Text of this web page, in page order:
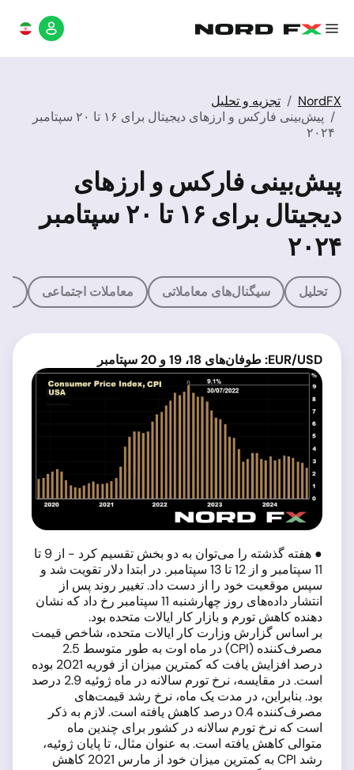
NordFX
تجزیه و تحلیل
پیش‌بینی فارکس و ارزهای دیجیتال برای ۱۶ تا ۲۰ سپتامبر
۲۰۲۴
پیش‌بینی فارکس و ارزهای
دیجیتال برای ۱۶ تا ۲۰ سپتامبر
۲۰۲۴
تحلیل سیگنال‌های معاملاتی معاملات اجتماعی
EUR/USD: طوفان‌های 18، 19 و 20 سپتامبر
● هفته گذشته را می‌توان به دو بخش تقسیم کرد - از 9 تا
11 سپتامبر و از 12 تا 13 سپتامبر. در ابتدا دلار تقویت شد و
سپس موقعیت خود را از دست داد. تغییر روند پس از
انتشار داده‌های روز چهارشنبه 11 سپتامبر رخ داد که نشان
دهنده کاهش تورم و بازار کار ایالات متحده بود.
بر اساس گزارش وزارت کار ایالات متحده، شاخص قیمت
مصرف‌کننده (CPI) در ماه اوت به طور متوسط 2.5
درصد افزایش یافت که کمترین میزان از فوریه 2021 بوده
است. در مقایسه، نرخ تورم سالانه در ماه ژوئیه 2.9 درصد
بود. بنابراین، در مدت یک ماه، نرخ رشد قیمت‌های
مصرف‌کننده 0.4 درصد کاهش یافته است. لازم به ذکر
است که نرخ تورم سالانه در کشور برای چندین ماه
متوالی کاهش یافته است. به عنوان مثال، تا پایان ژوئیه،
رشد CPI به کمترین میزان خود از مارس 2021 کاهش